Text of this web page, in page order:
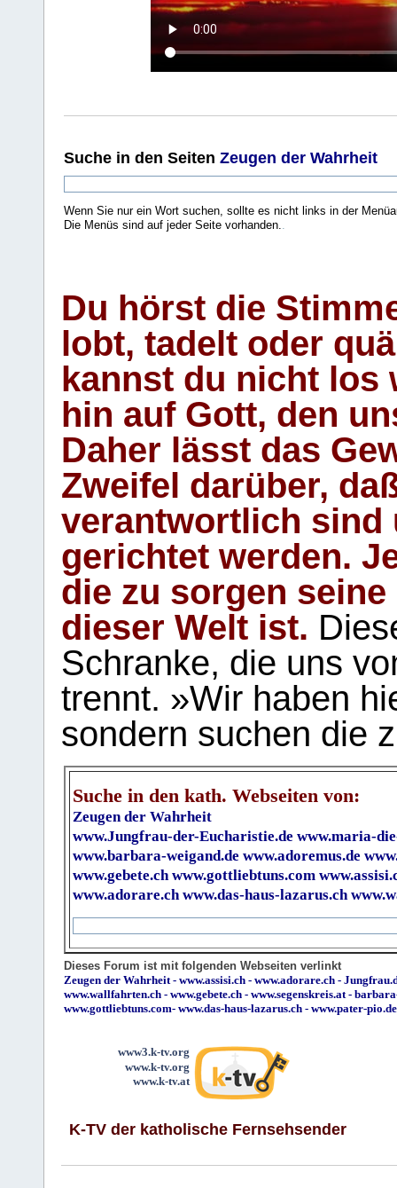
Suche in den Seiten Zeugen der Wahrheit
Wenn Sie nur ein Wort suchen, sollte es nicht links in der
Die Menüs sind auf jeder Seite vorhanden..
Du hörst die
lobt, tadelt oder
kannst du nicht los
hin auf Gott, den
Daher lässt das
Zweifel darüber,
verantwortlich sind
gerichtet werden.
die zu sorgen
dieser Welt ist.
Schranke, die uns
trennt. »Wir haben
sondern suchen die
Suche in den kath. Webseiten von:
Zeugen der Wahrheit
www.Jungfrau-der-Eucharistie.de www.maria-
www.barbara-weigand.de www.adoremus.de
www.gebete.ch www.gottliebtuns.com
www.adorare.ch www.das-haus-lazarus.ch
Dieses Forum ist mit folgenden Webseiten verlinkt
Zeugen der Wahrheit- www.assisi.ch - www.adorare.ch -
www.wallfahrten.ch - www.gebete.ch - www.segenskreis.at-
www.gottliebtuns.com- www.das-haus-lazarus.ch - www.pater-pio.de
www3.k-tv.org
www.k-tv.org
www.k-tv.at
K-TV der katholische Fernsehsender